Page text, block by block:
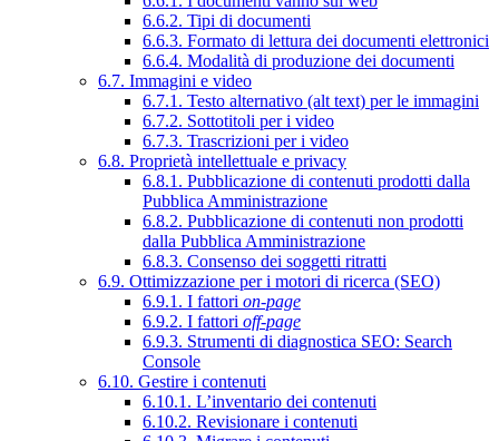
6.6.2. Tipi di documenti
6.6.3. Formato di lettura dei documenti elettronici
6.6.4. Modalità di produzione dei documenti
6.7. Immagini e video
6.7.1. Testo alternativo (alt text) per le immagini
6.7.2. Sottotitoli per i video
6.7.3. Trascrizioni per i video
6.8. Proprietà intellettuale e privacy
6.8.1. Pubblicazione di contenuti prodotti dalla
Pubblica Amministrazione
6.8.2. Pubblicazione di contenuti non prodotti
dalla Pubblica Amministrazione
6.8.3. Consenso dei soggetti ritratti
6.9. Ottimizzazione per i motori di ricerca (SEO)
6.9.1. I fattori on-page
6.9.2. I fattori off-page
6.9.3. Strumenti di diagnostica SEO: Search
Console
6.10. Gestire i contenuti
6.10.1. L’inventario dei contenuti
6.10.2. Revisionare i contenuti